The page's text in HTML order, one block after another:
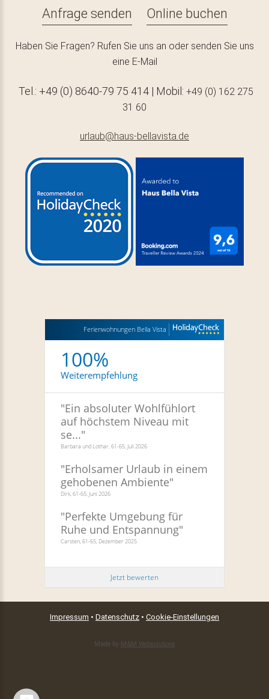
Anfrage senden Online buchen
Haben Sie Fragen? Rufen Sie uns an oder senden Sie uns
eine E-Mail
Tel.: +49 (0) 8640-79 75 414 | Mobil: +49 (0) 162 275
31 60
urlaub@haus-bellavista.de
Ferienwohnungen Bella Vista
100%
Weiterempfehlung
"Ein absoluter Wohlfühlort
auf höchstem Niveau mit
se..."
Barbara und Lothar, 61-65, Juli 2026
"Erholsamer Urlaub in einem
gehobenen Ambiente"
Dirk, 61-65, Juni 2026
"Perfekte Umgebung für
Ruhe und Entspannung"
Carsten, 61-65, Dezember 2025
Jetzt bewerten
Impressum • Datenschutz • Cookie-Einstellungen
Made by M&M Websolutions